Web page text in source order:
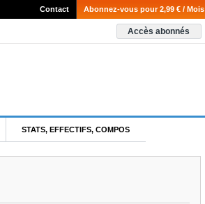
Abonnez-vous pour 2,99 € / Mois
Contact
Accès abonnés
STATS, EFFECTIFS, COMPOS